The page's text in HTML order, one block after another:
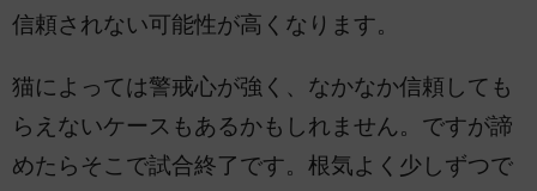
信頼されない可能性が高くなります。
猫によっては警戒心が強く、なかなか信頼しても
らえないケースもあるかもしれません。ですが諦
めたらそこで試合終了です。根気よく少しずつで